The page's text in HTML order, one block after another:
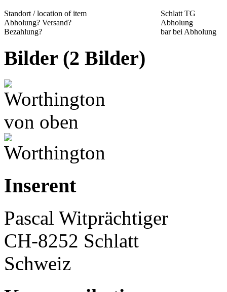
Standort / location of item
Schlatt TG
Abholung? Versand?
Abholung
Bezahlung?
bar bei Abholung
Bilder (2 Bilder)
Inserent
Pascal Witprächtiger
CH-8252 Schlatt
Schweiz